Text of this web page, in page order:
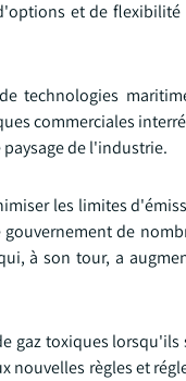
et de
technologies
commerciales
de l'industrie.
les limites
de
à son tour, a
gaz toxiques
nouvelles règles et